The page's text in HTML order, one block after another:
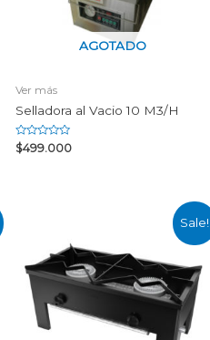
AGOTADO
Ver más
Selladora al Vacio 10 M3/H
Rated
0
$499.000
Sale!